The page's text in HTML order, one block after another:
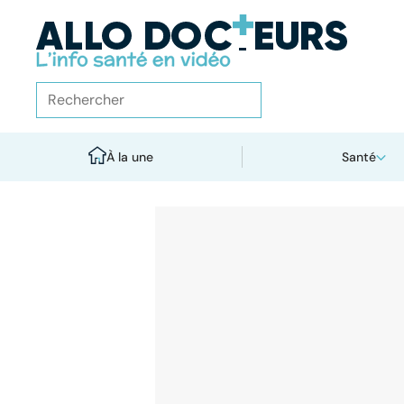
À la une Santé